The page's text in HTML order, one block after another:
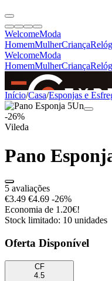
WelcomeModa
HomemMulherCriança
WelcomeModa
HomemMulherCriança
SINCE 2005
Início/Casa/Esponjas e
-26%
Vileda
Pano
5 avaliações
€3.49 €4.69 -26%
Economia de 1.20€!
Stock limitado: 10 unidades
Oferta Disponível
CF
4.5